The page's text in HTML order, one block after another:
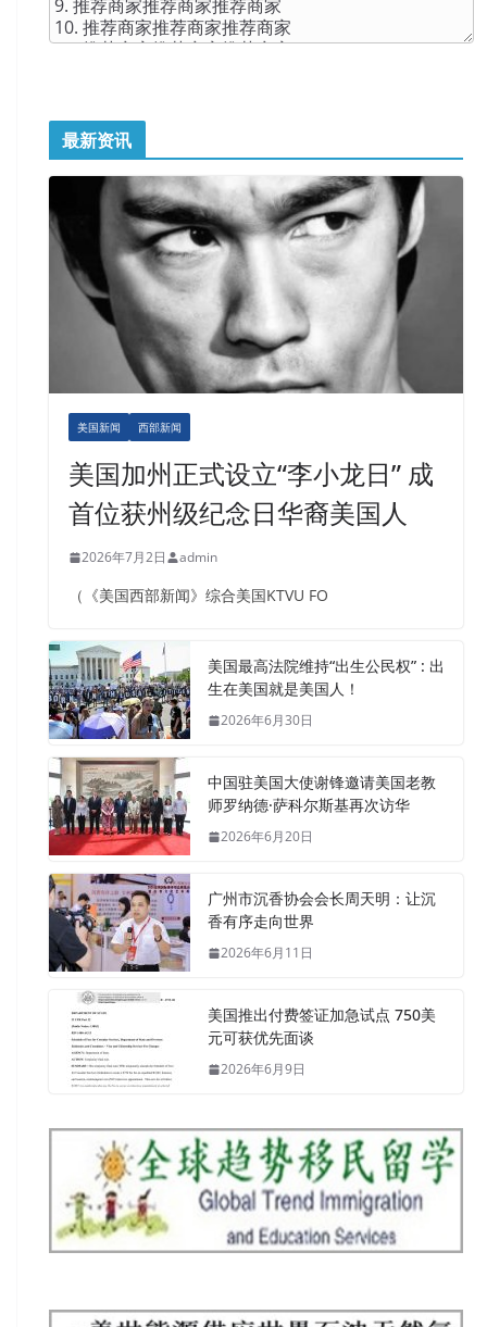
最新资讯
美国新闻 西部新闻
美国加州正式设立“李小龙日” 成
首位获州级纪念日华裔美国人
2026年7月2日 admin
（《美国西部新闻》综合美国KTVU FO
美国最高法院维持“出生公民权” : 出
生在美国就是美国人！
2026年6月30日
中国驻美国大使谢锋邀请美国老教
师罗纳德·萨科尔斯基再次访华
2026年6月20日
广州市沉香协会会长周天明：让沉
香有序走向世界
2026年6月11日
美国推出付费签证加急试点 750美
元可获优先面谈
2026年6月9日